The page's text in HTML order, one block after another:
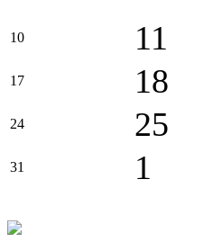
10 11
17 18
24 25
31 1